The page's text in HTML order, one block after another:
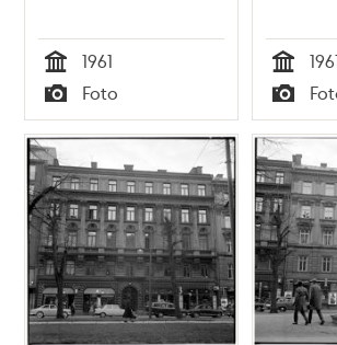
Tid
1961
Typ
Foto Tid
Typ